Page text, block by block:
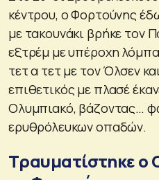
κέντρου, ο Φορτούνης
με τακουνάκι βρήκε τον
εξτρέμ με υπέροχη
τετ α τετ με τον Όλσεν
επιθετικός με πλασέ
Ολυμπιακό, βάζοντας…
ερυθρόλευκων οπαδών.
Τραυματίστηκε ο